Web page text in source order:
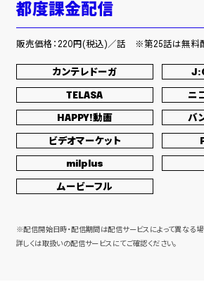
＜CD収録曲＞全形態共通
01. 傍若のカリスマ
02. 憂鬱はプリンセス
＜初回生産限定盤付属Blu-ray＞
「UNICITY Vol.2」 at Zepp Haneda
春が来てぼくら／harmonized finale／
／オリオンをなぞる
都度課金配信
販売価格：220円(税込)／話 ※第25話は無料配
カンテレドーガ
TELASA ニ
HAPPY!動画 バ
ビデオマーケット
milplus
ムービーフル
※配信開始日時・配信期間は配信サービスによって異なる場
詳しくは取扱いの配信サービスにてご確認ください。